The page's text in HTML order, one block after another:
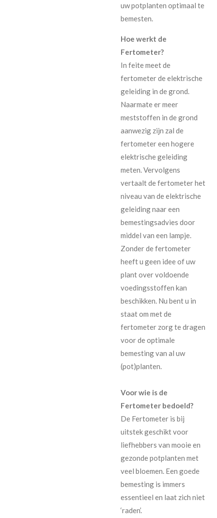
uw potplanten optimaal te
bemesten.
Hoe werkt de
Fertometer?
In feite meet de
fertometer de elektrische
geleiding in de grond.
Naarmate er meer
meststoffen in de grond
aanwezig zijn zal de
fertometer een hogere
elektrische geleiding
meten. Vervolgens
vertaalt de fertometer het
niveau van de elektrische
geleiding naar een
bemestingsadvies door
middel van een lampje.
Zonder de fertometer
heeft u geen idee of uw
plant over voldoende
voedingsstoffen kan
beschikken. Nu bent u in
staat om met de
fertometer zorg te dragen
voor de optimale
bemesting van al uw
(pot)planten.
Voor wie is de
Fertometer bedoeld?
De Fertometer is bij
uitstek geschikt voor
liefhebbers van mooie en
gezonde potplanten met
veel bloemen. Een goede
bemesting is immers
essentieel en laat zich niet
‘raden’.